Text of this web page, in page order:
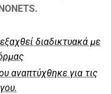
διαδικτυακά με
αναπτύχθηκε για τις